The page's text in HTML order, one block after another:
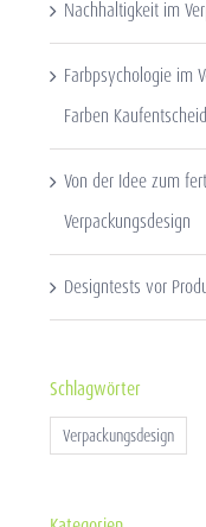
Nachhaltigkeit im
Farbpsychologie im
Farben
Von der Idee zum
Verpackungsdesign
Designtests vor
Schlagwörter
Verpackungsdesign